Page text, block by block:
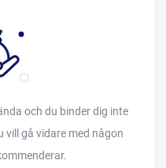
och du binder dig inte
vill gå vidare med någon